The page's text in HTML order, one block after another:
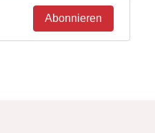
Abonnieren